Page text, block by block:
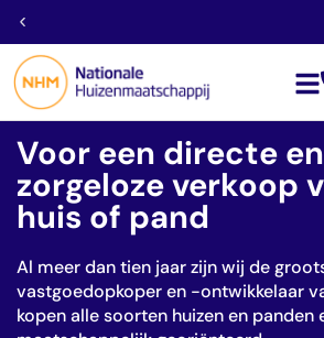
Géén financieringsvoorbehoud
Voor een directe en
zorgeloze verkoop
huis of pand
Al meer dan tien jaar zijn wij de
vastgoedopkoper en -ontwikkelaar
kopen alle soorten huizen en panden